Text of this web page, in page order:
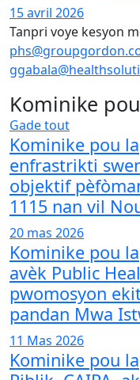
15 avril 2026
Tanpri voye kesyon
Kominike
Gade tout
Kominike pou
enfrastrikti
objektif
1115 nan vil
20 mas 2026
Kominike pou
avèk Public
pwomosyon
pandan Mwa
11 Mas 2026
Kominike pou